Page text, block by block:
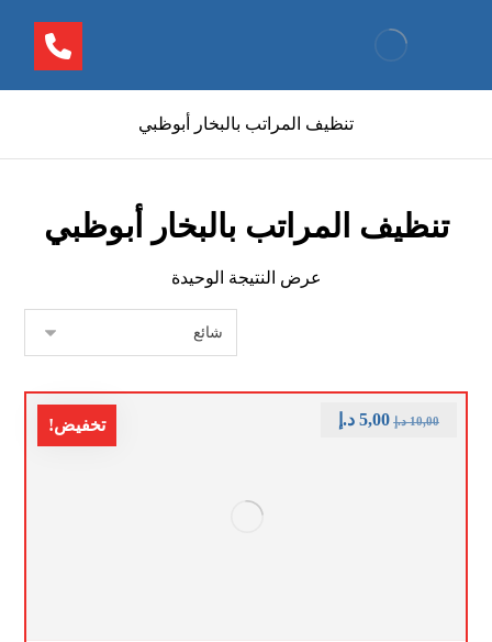
تنظيف المراتب بالبخار أبوظبي
تنظيف المراتب بالبخار أبوظبي
عرض النتيجة الوحيدة
تخفيض! 10,00 د.إ 5,00 د.إ